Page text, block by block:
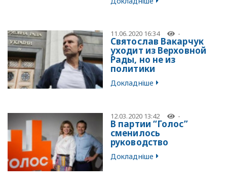
11.06.2020 16:34 -
Святослав Вакарчук
уходит из Верховной
Рады, но не из
политики
Докладніше
12.03.2020 13:42 -
В партии “Голос”
сменилось
руководство
Докладніше